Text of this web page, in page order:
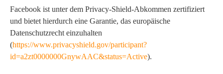
Facebook ist unter dem Privacy-Shield-Abkommen zertifiziert
und bietet hierdurch eine Garantie, das europäische
Datenschutzrecht einzuhalten
(https://www.privacyshield.gov/participant?
id=a2zt0000000GnywAAC&status=Active).